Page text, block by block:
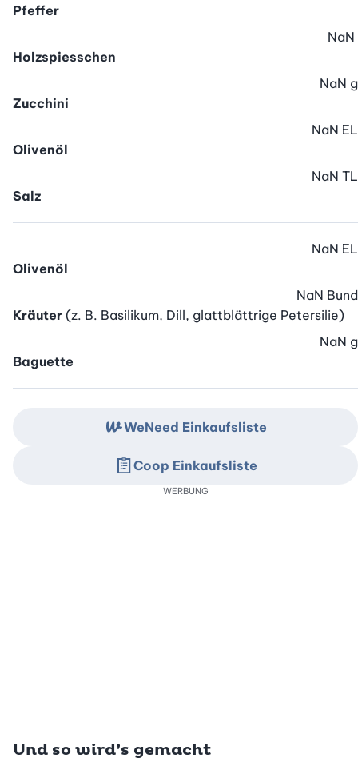
Pfeffer
Holzspiesschen
NaN
Zucchini
NaN g
Olivenöl
NaN EL
Salz
NaN TL
Olivenöl
NaN EL
Kräuter (z. B. Basilikum, Dill, glattblättrige Petersilie)
NaN Bund
Baguette
NaN g
Und so wird’s gemacht
WeNeed Einkaufsliste
Coop Einkaufsliste
WERBUNG